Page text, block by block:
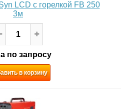
LCD с горелкой FB 250
3м
по запросу
в корзину